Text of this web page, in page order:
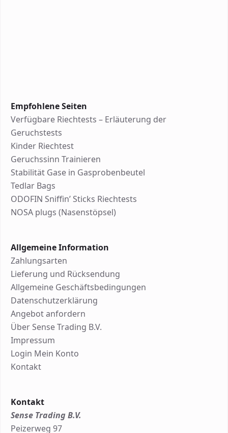
Empfohlene Seiten
Verfügbare Riechtests – Erläuterung der
Geruchstests
Kinder Riechtest
Geruchssinn Trainieren
Stabilität Gase in Gasprobenbeutel
Tedlar Bags
ODOFIN Sniffin’ Sticks Riechtests
NOSA plugs (Nasenstöpsel)
Allgemeine Information
Zahlungsarten
Lieferung und Rücksendung
Allgemeine Geschäftsbedingungen
Datenschutzerklärung
Angebot anfordern
Über Sense Trading B.V.
Impressum
Login Mein Konto
Kontakt
Kontakt
Sense Trading B.V.
Peizerweg 97